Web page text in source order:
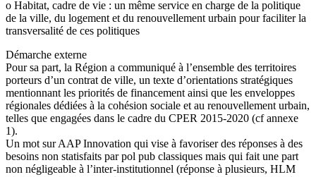
o Habitat, cadre de vie : un même service en charge de la politique
de la ville, du logement et du renouvellement urbain pour faciliter la
transversalité de ces politiques
Démarche externe
Pour sa part, la Région a communiqué à l’ensemble des territoires
porteurs d’un contrat de ville, un texte d’orientations stratégiques
mentionnant les priorités de financement ainsi que les enveloppes
régionales dédiées à la cohésion sociale et au renouvellement urbain,
telles que engagées dans le cadre du CPER 2015-2020 (cf annexe
1).
Un mot sur AAP Innovation qui vise à favoriser des réponses à des
besoins non statisfaits par pol pub classiques mais qui fait une part
non négligeable à l’inter-institutionnel (réponse à plusieurs, HLM